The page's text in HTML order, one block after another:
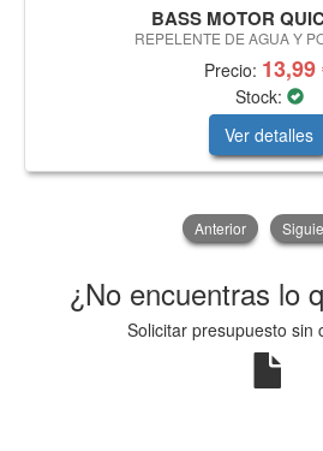
BASS MOTOR
REPELENTE DE AGUA Y
Precio: 13,99
Stock:
Ver detalles
Anterior
¿No encuentras lo
Solicitar presupuesto sin